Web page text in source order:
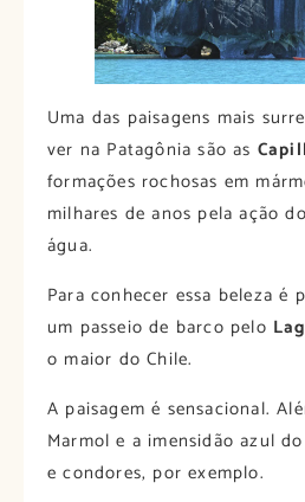
Uma das paisagens mais
ver na Patagônia são as
formações rochosas em
milhares de anos pela ação
água.
Para conhecer essa beleza é
um passeio de barco pelo
o maior do Chile.
A paisagem é sensacional.
Marmol e a imensidão azul
e condores, por exemplo.